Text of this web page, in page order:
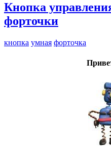
Кнопка
форточки
кнопка умная форточка